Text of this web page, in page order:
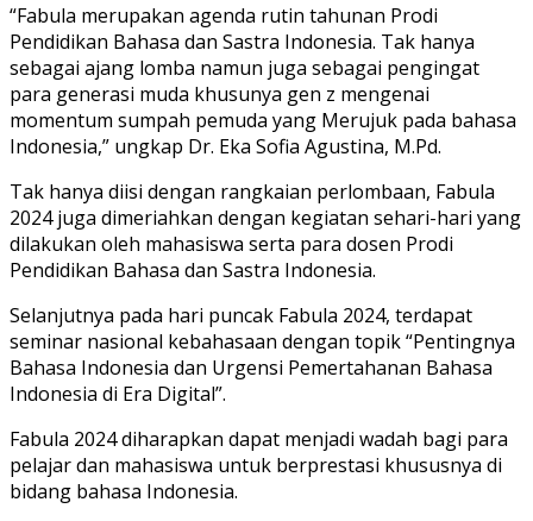
“Fabula merupakan agenda rutin tahunan Prodi
Pendidikan Bahasa dan Sastra Indonesia. Tak hanya
sebagai ajang lomba namun juga sebagai pengingat
para generasi muda khusunya gen z mengenai
momentum sumpah pemuda yang Merujuk pada bahasa
Indonesia,” ungkap Dr. Eka Sofia Agustina, M.Pd.
Tak hanya diisi dengan rangkaian perlombaan, Fabula
2024 juga dimeriahkan dengan kegiatan sehari-hari yang
dilakukan oleh mahasiswa serta para dosen Prodi
Pendidikan Bahasa dan Sastra Indonesia.
Selanjutnya pada hari puncak Fabula 2024, terdapat
seminar nasional kebahasaan dengan topik “Pentingnya
Bahasa Indonesia dan Urgensi Pemertahanan Bahasa
Indonesia di Era Digital”.
Fabula 2024 diharapkan dapat menjadi wadah bagi para
pelajar dan mahasiswa untuk berprestasi khususnya di
bidang bahasa Indonesia.